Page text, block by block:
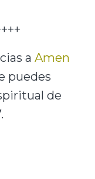
aAmen
puedes
de